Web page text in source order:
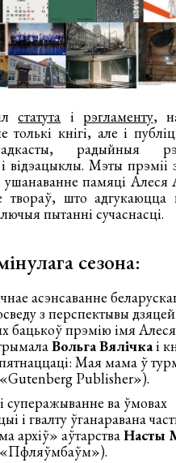
статута і рэгламенту,
толькі кнігі, але і
радыйныя
відэацыклы. Мэты прэміі
памяці Алеся
твораў, што
пытанні сучаснасці.
сезона:
асэнсаванне
з перспектывы дзяцей
бацькоў прэмію імя Алеся
Вольга Вялічкаі
Мая мама ў
Publisher»).
суперажыванне ва ўмовах
і гвалту ўганаравана
архіў» аўтарстваНасты
«Пфляўмбаўм»).